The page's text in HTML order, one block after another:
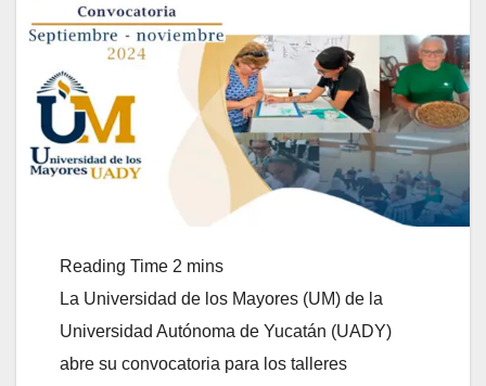
La Universidad de los Mayores (UM) de la
Universidad Autónoma de Yucatán (UADY)
abre su convocatoria para los talleres